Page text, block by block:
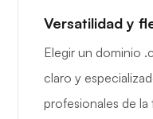
Versatilidad y
Elegir un dominio
claro y
profesionales de